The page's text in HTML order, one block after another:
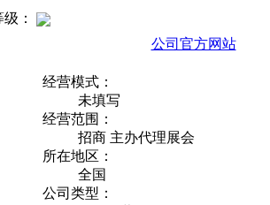
：
公司官方网站
经营模式：
未填写
经营范围：
招商 主办代理展会
所在地区：
全国
公司类型：